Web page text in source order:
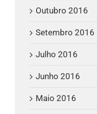
Outubro 2016
Setembro 2016
Julho 2016
Junho 2016
Maio 2016